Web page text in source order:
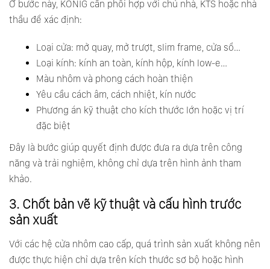
Ở bước này, KONIG cần phối hợp với chủ nhà, KTS hoặc nhà
thầu để xác định:
Loại cửa: mở quay, mở trượt, slim frame, cửa sổ…
Loại kính: kính an toàn, kính hộp, kính low-e…
Màu nhôm và phong cách hoàn thiện
Yêu cầu cách âm, cách nhiệt, kín nước
Phương án kỹ thuật cho kích thước lớn hoặc vị trí
đặc biệt
Đây là bước giúp quyết định được đưa ra dựa trên công
năng và trải nghiệm, không chỉ dựa trên hình ảnh tham
khảo.
3. Chốt bản vẽ kỹ thuật và cấu hình trước
sản xuất
Với các hệ cửa nhôm cao cấp, quá trình sản xuất không nên
được thực hiện chỉ dựa trên kích thước sơ bộ hoặc hình